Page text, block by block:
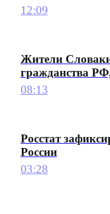
12:09
Жители
гражданства
08:13
Росстат
России
03:28